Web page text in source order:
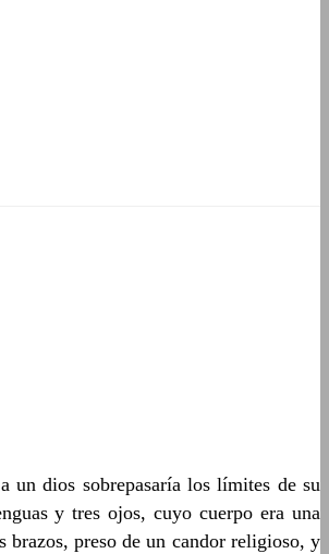
un dios sobrepasaría los límites de su
y tres ojos, cuyo cuerpo era una
brazos, preso de un candor religioso, y